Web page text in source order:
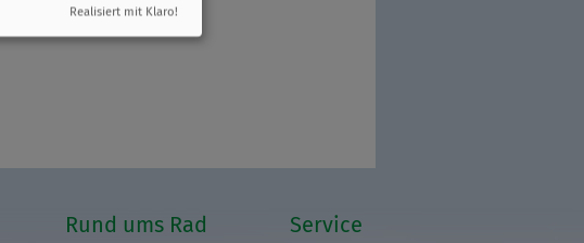
Rund ums Rad Service
Realisiert mit Klaro!